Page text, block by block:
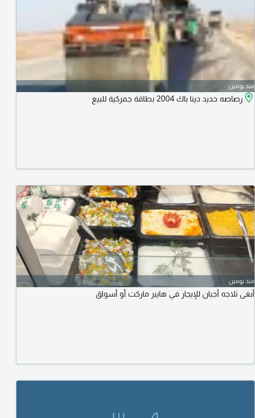
منذ يومين
رصاصه حديد دينا باك 2004 بطاقة جمركية للبيع
منذ يومين
أبغى تلاجه أجبان للإيجار في هايبر ماركت أو أسواق